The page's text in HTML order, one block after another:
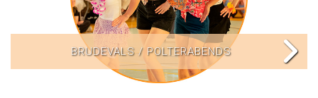
BRUDEVALS / POLTERABENDS